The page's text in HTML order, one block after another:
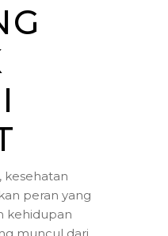
kesehatan
peran yang
kehidupan